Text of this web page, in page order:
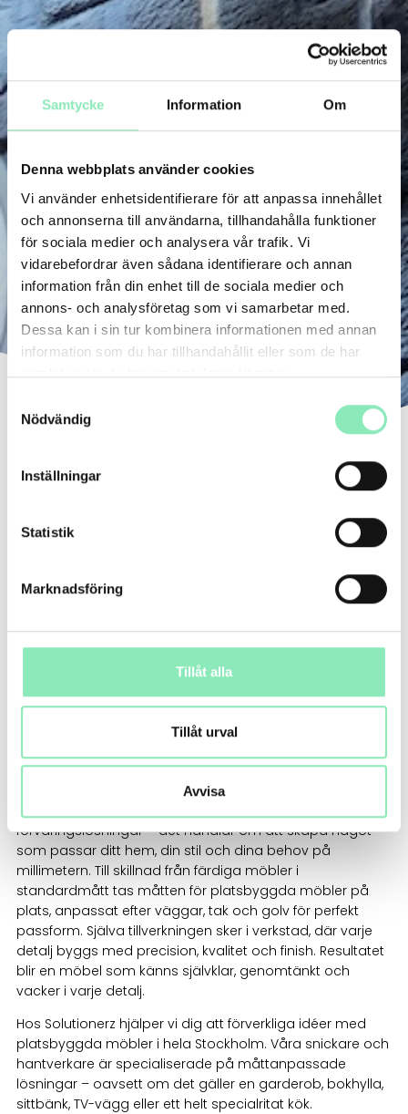
Samtycke Information Om
Denna webbplats använder cookies
Vi använder enhetsidentifierare för att anpassa innehållet
och annonserna till användarna, tillhandahålla funktioner
för sociala medier och analysera vår trafik. Vi
vidarebefordrar även sådana identifierare och annan
information från din enhet till de sociala medier och
annons- och analysföretag som vi samarbetar med.
Dessa kan i sin tur kombinera informationen med annan
information som du har tillhandahållit eller som de har
samlat in när du har använt deras tjänster.
Nödvändig
Inställningar
Statistik
Marknadsföring
Tillåt alla
Tillåt urval
Avvisa
förvaringslösningar – det handlar om att skapa något
som passar ditt hem, din stil och dina behov på
millimetern. Till skillnad från färdiga möbler i
standardmått tas måtten för platsbyggda möbler på
plats, anpassat efter väggar, tak och golv för perfekt
passform. Själva tillverkningen sker i verkstad, där varje
detalj byggs med precision, kvalitet och finish. Resultatet
blir en möbel som känns självklar, genomtänkt och
vacker i varje detalj.
Hos Solutionerz hjälper vi dig att förverkliga idéer med
platsbyggda möbler i hela Stockholm. Våra snickare och
hantverkare är specialiserade på måttanpassade
lösningar – oavsett om det gäller en garderob, bokhylla,
sittbänk, TV-vägg eller ett helt specialritat kök.